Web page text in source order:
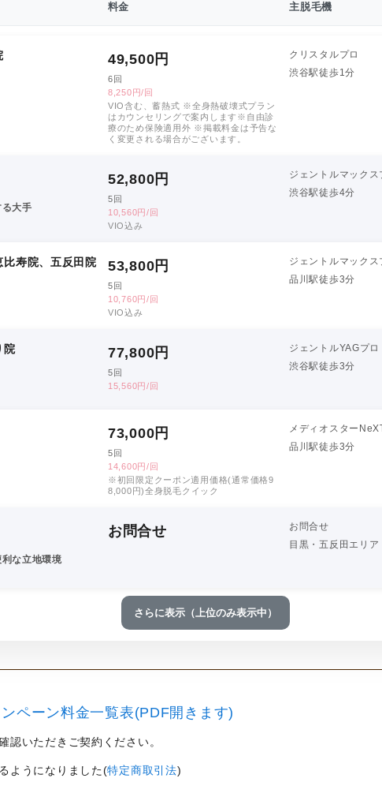
料金 主脱毛機
49,500 円
6回
8,250円/回
VIO含む、蓄熱式 ※全身熱破壊式プラン
はカウンセリングで案内します※自由診
療のため保険適用外 ※掲載料金は予告な
く変更される場合がございます。
クリスタルプロ
渋谷駅徒歩1分
大手
52,800 円
5回
10,560円/回
VIO込み
ジェントルマックス
渋谷駅徒歩4分
寿院、五反田院 53,800 円
5回
10,760円/回
VIO込み
ジェントルマックス
品川駅徒歩3分
院 77,800 円
5回
15,560円/回
ジェントルYAGプロ
渋谷駅徒歩3分
73,000 円
5回
14,600円/回
※初回限定クーポン適用価格(通常価格9
8,000円)全身脱毛クイック
メディオスター
品川駅徒歩3分
な立地環境
お問合せ
お問合せ
目黒・五反田エリア
さらに表示（上位のみ表示中）
ペーン料金一覧表(PDF開きます)
認いただきご契約ください。
ようになりました(特定商取引法)